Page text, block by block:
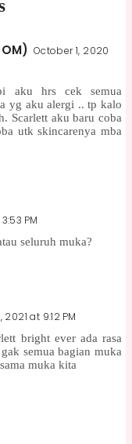
October 1, 2020
aku hrs cek semua
yg aku alergi .. tp kalo
Scarlett aku baru coba
utk skincarenya mba
PM
seluruh muka?
at 9:12 PM
bright ever ada rasa
semua bagian muka
muka kita